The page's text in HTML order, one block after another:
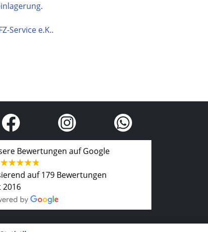
Service e.K..
Bewertungen auf Google
auf 179 Bewertungen
2016